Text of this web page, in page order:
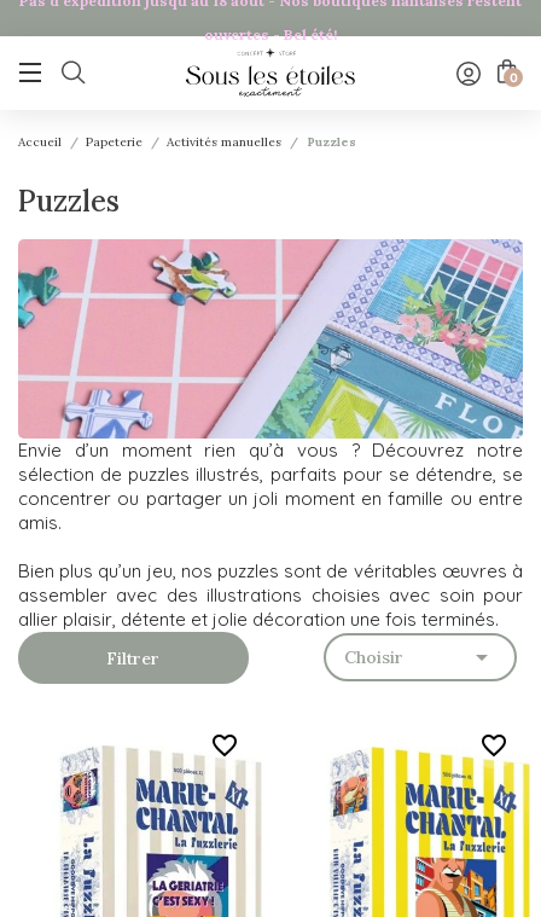
ouvertes - Bel été!
 0
Accueil Papeterie Activités manuelles Puzzles
Puzzles
Envie d’un moment rien qu’à vous ? Découvrez notre
sélection de puzzles illustrés, parfaits pour se détendre, se
concentrer ou partager un joli moment en famille ou entre
amis.
Bien plus qu’un jeu, nos puzzles sont de véritables œuvres à
assembler avec des illustrations choisies avec soin pour
allier plaisir, détente et jolie décoration une fois terminés.
Choisir 
Filtrer
favorite_border favorite_border